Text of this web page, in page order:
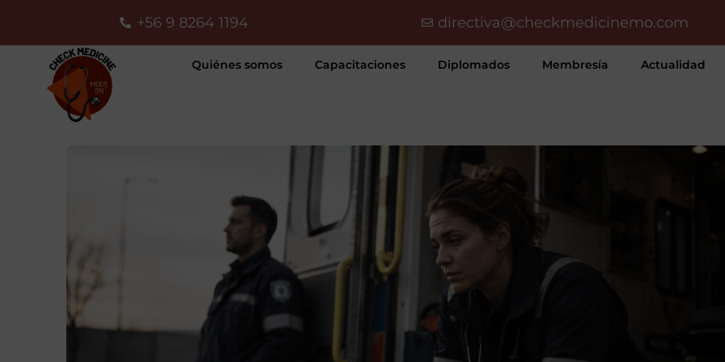
al
contenido
+56 9 8264 1194 directiva@checkmedicinemo.com
Quiénes somos Capacitaciones Diplomados Membresía Actualidad